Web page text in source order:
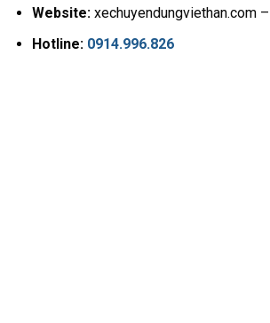
Website:xechuyendungviethan.com
Hotline: 0914.996.826